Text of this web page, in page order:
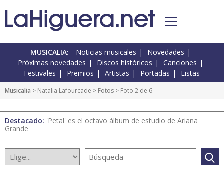
MUSICALIA: Noticias musicales
Novedades
Próximas novedades
Discos históricos
Canciones
Festivales
Premios Artistas Portadas Listas
Musicalia > Natalia Lafourcade > Fotos > Foto 2 de 6
Destacado: 'Petal' es el octavo álbum de estudio de Ariana
Grande